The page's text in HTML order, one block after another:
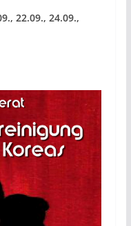
22.09., 24.09.,